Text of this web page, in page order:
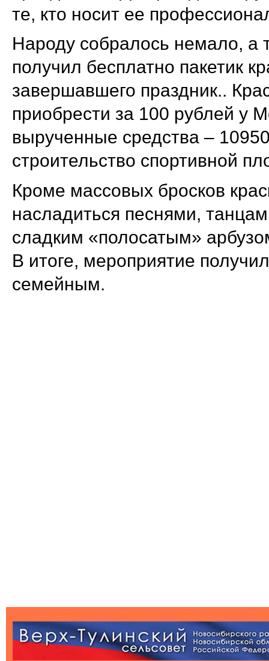
те, кто носит ее
Народу собралось немало, а
получил бесплатно пакетик
завершавшего праздник..
приобрести за 100 рублей у
вырученные средства –
строительство спортивной
Кроме массовых бросков
насладиться песнями,
сладким «полосатым»
В итоге, мероприятие
семейным.